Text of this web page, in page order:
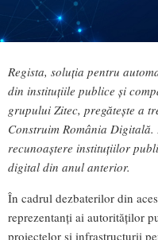
Regista, soluţia pentru
din instituţiile publice şi
grupului Zitec, pregătește a
Construim România
recunoaștere instituțiilor
digital din anul anterior.
În cadrul dezbaterilor din
reprezentanți ai autorităților
proiectelor și infrastructurii